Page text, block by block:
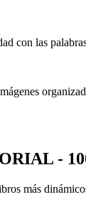
con las
-
más